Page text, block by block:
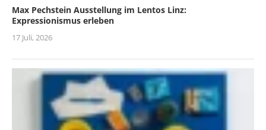
Max Pechstein Ausstellung im Lentos Linz:
Expressionismus erleben
17 Juli, 2026